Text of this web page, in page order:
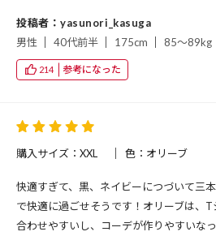
投稿者：yasunori_kasuga
男性
40代前半 175cm 85～89kg
214 参考になった
購入サイズ：XXL 色：オリーブ
快適すぎて、黒、ネイビーにつづいて三
で快適に過ごせそうです！オリーブは、
合わせやすいし、コーデが作りやすいなっ